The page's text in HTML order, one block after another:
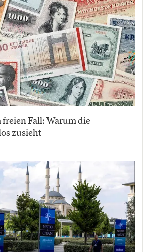
Fall: Warum die
zusieht